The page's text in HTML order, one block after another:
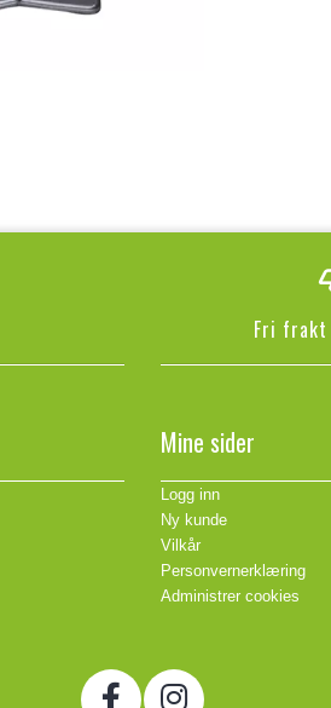
Fri frakt
Mine sider
Logg inn
Ny kunde
Vilkår
Personvernerklæring
Administrer cookies